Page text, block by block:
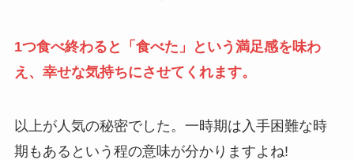
1つ食べ終わると「食べた」という満足感を味わ
え、幸せな気持ちにさせてくれます。
以上が人気の秘密でした。一時期は入手困難な時
期もあるという程の意味が分かりますよね!